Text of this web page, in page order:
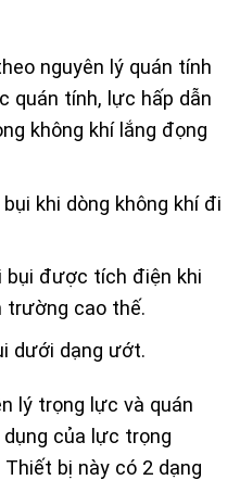
nguyên lý quán tính
quán tính, lực hấp dẫn
không khí lắng đọng
khi dòng không khí đi
bụi được tích điện khi
trường cao thế.
dưới dạng ướt.
lý trọng lực và quán
của lực trọng
bị này có 2 dạng